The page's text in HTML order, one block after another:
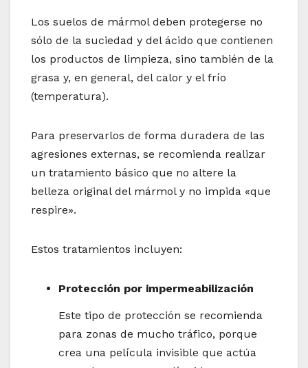
Los suelos de mármol deben protegerse no
sólo de la suciedad y del ácido que contienen
los productos de limpieza, sino también de la
grasa y, en general, del calor y el frío
(temperatura).
Para preservarlos de forma duradera de las
agresiones externas, se recomienda realizar
un tratamiento básico que no altere la
belleza original del mármol y no impida «que
respire».
Estos tratamientos incluyen:
Protección por impermeabilización
Este tipo de protección se recomienda
para zonas de mucho tráfico, porque
crea una película invisible que actúa